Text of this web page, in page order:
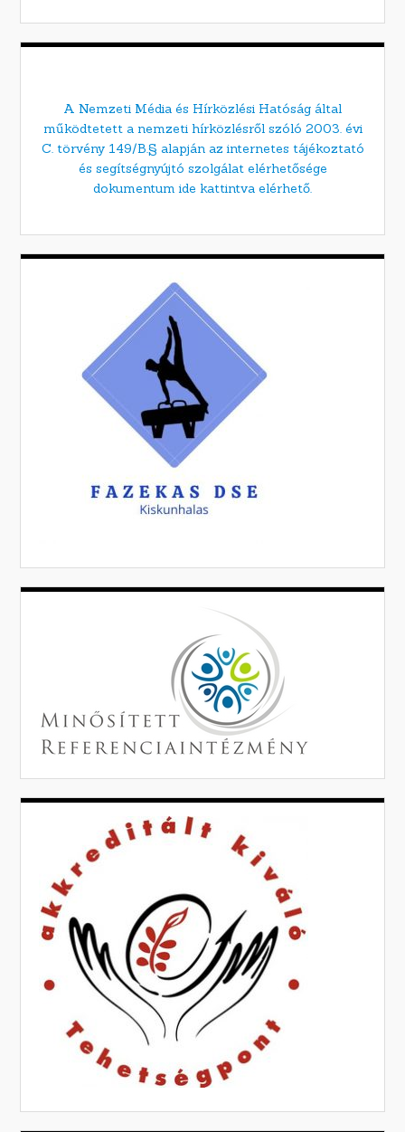
A Nemzeti Média és Hírközlési Hatóság által
működtetett a nemzeti hírközlésről szóló 2003. évi
C. törvény 149/B.§ alapján az internetes tájékoztató
és segítségnyújtó szolgálat elérhetősége
dokumentum ide kattintva elérhető.